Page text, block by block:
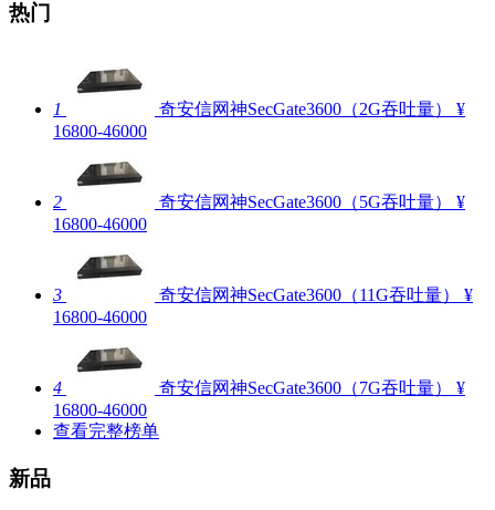
热门
1 奇安信网神SecGate3600（2G吞吐量）
¥
16800-46000
2 奇安信网神SecGate3600（5G吞吐量）
¥
16800-46000
3 奇安信网神SecGate3600（11G吞吐量）
¥
16800-46000
4 奇安信网神SecGate3600（7G吞吐量）
¥
16800-46000
查看完整榜单
新品